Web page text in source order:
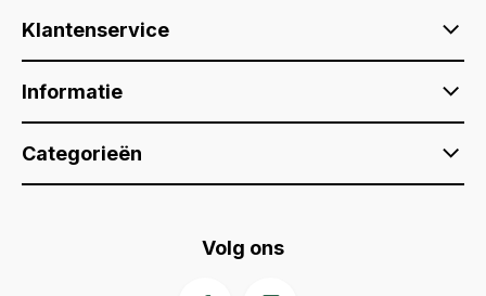
Klantenservice
Informatie
Categorieën
Volg ons